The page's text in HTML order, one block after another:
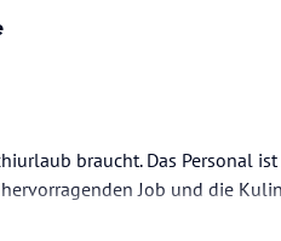
braucht. Das Personal
Job und die